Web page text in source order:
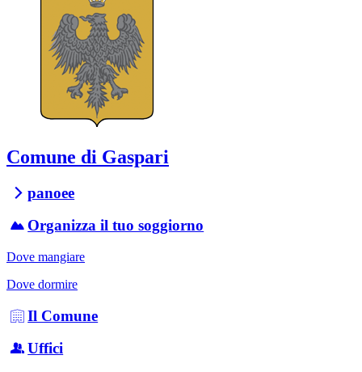
Comune di Gaspari
panoee
Organizza il tuo soggiorno
Dove mangiare
Dove dormire
Il Comune
Uffici